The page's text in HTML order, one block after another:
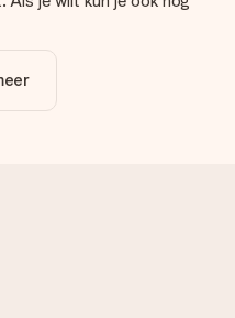
is inclusief de
over de kwaliteit van je
klantenservice en stuur
wilt bestellen. Zij kunnen